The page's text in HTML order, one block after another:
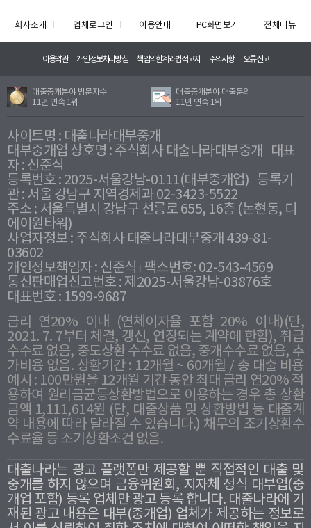
회사소개 업체로그인 이용안내 PC화면보기 전체메뉴
이용약관 개인정보처리방침 책임의한계와법적고지 주의사항 오류신고
대출중개분야 방문자수
11년 연속 1위
대출중개분야 대출문의
11년 연속 1위
사이트명 : 대출나라대부중개
대부중개업 상호명 : 주식회사 대출나라대부중개
대표
자 : 신준식
등록번호 : 2025-서울강남-0111(대부중개업) 등록기
관 : 서울 강남구 지역경제과 02-3423-5522
주소 : 서울특별시 강남구 선릉로 655, 16층 (논현동, 디
에이원타워)
사업자정보 : 주식회사 대출나라대부중개 439-81-
03602
개인정보책임자 : 신준식
팩스번호: 02-543-4569
통신판매업신고번호 : 제2025-서울강남-03876호
대표번호 : 1599-9687
금리 연20% 이내 (연체이자율 포함 20% 이내)(단,
2021. 7. 7부터 체결, 갱신, 연장되는 계약에 한함), 취급
수수료 없음, 중도상환 수수료 없음, 중개수수료 없음, 추
가비용 없음. 상환기간 : 12개월 ~ 60개월 / 총 대출 비용
예시 : 100만원을 12개월 기간 동안 최대 금리 연20% 적
용하여 원리금균등상환방법으로 이용하는 경우 총 상환
금액 1,111,614원 (단, 대출상품 및 상환방법 등 대출계
약 내용에 따라 달라질 수 있습니다.) 채무의 조기상환수
수료율 등 조기상환조건 없음.
대출나라는 광고 플랫폼만 제공할 뿐 직접적인 대출 및
중개를 하지 않으며 금융위원회, 지자체 정식 대부업(중
개업 포함) 등록 업체만 광고 등록 합니다. 대출나라에 기
재된 광고 내용은 대부(중개업) 업체가 제공하는 정보로